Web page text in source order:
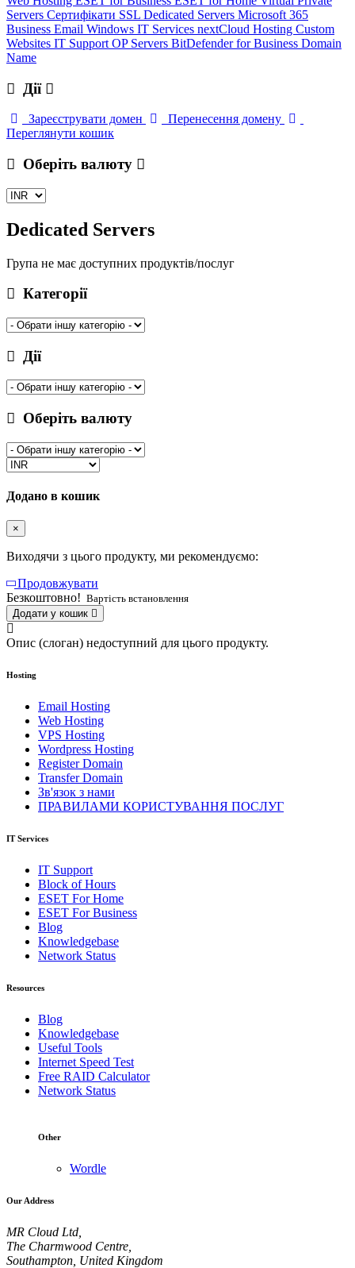
Servers Сертифікати SSL Dedicated Servers Microsoft 365
Business Email Windows IT Services nextCloud Hosting Custom
Websites IT Support OP Servers BitDefender for Business Domain
Name
Дії
Зареєструвати домен
Перенесення домену
Переглянути кошик
Оберіть валюту
Dedicated Servers
Група не має доступних продуктів/послуг
Категорії
Дії
Оберіть валюту
Додано в кошик
×
Виходячи з цього продукту, ми рекомендуємо:
Продовжувати
Безкоштовно! Вартість встановлення
Додати у кошик
Опис (слоган) недоступний для цього продукту.
Hosting
Email Hosting
Web Hosting
VPS Hosting
Wordpress Hosting
Register Domain
Transfer Domain
Зв'язок з нами
ПРАВИЛАМИ КОРИСТУВАННЯ ПОСЛУГ
IT Services
IT Support
Block of Hours
ESET For Home
ESET For Business
Blog
Knowledgebase
Network Status
Resources
Blog
Knowledgebase
Useful Tools
Internet Speed Test
Free RAID Calculator
Network Status
Other
Wordle
Our Address
MR Cloud Ltd,
The Charmwood Centre,
Southampton, United Kingdom